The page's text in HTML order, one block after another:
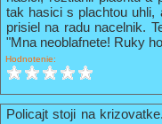
tak hasici s plachtou
prisiel na radu nacelnik.
"Mna neoblafnete! Ruky
Hodnotenie:
Policajt stoji na